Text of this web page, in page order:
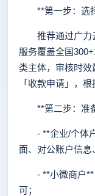
**第一步：选
推荐通过广力
服务覆盖全国
类主体，审核时
「收款申请」，
**第二步：准
- **企业/个体户
面、对公账户信息
- **小微商户**
可；